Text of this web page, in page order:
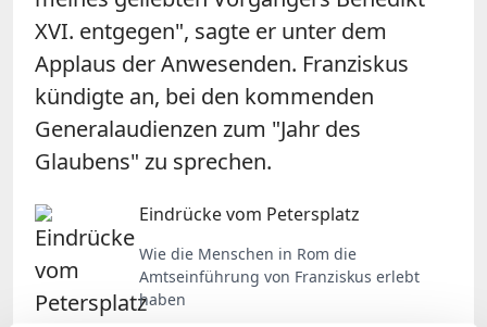
XVI. entgegen", sagte er unter dem
Applaus der Anwesenden. Franziskus
kündigte an, bei den kommenden
Generalaudienzen zum "Jahr des
Glaubens" zu sprechen.
Eindrücke vom Petersplatz
Wie die Menschen in Rom die
Amtseinführung von Franziskus erlebt
haben